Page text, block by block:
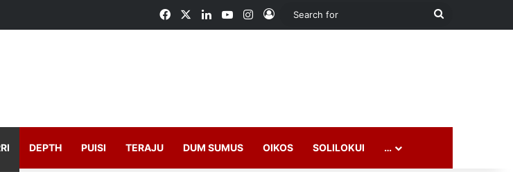
FacebookLinkedInYouTubeInstagram
Log In
Search
DEPTH PUISI TERAJU DUM SUMUS OIKOS SOLILOKUI …